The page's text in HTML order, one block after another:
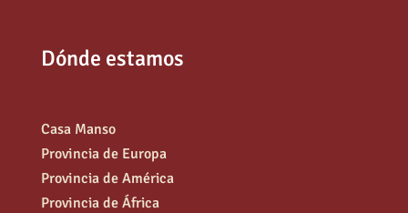
Dónde estamos
Casa Manso
Provincia de Europa
Provincia de América
Provincia de África